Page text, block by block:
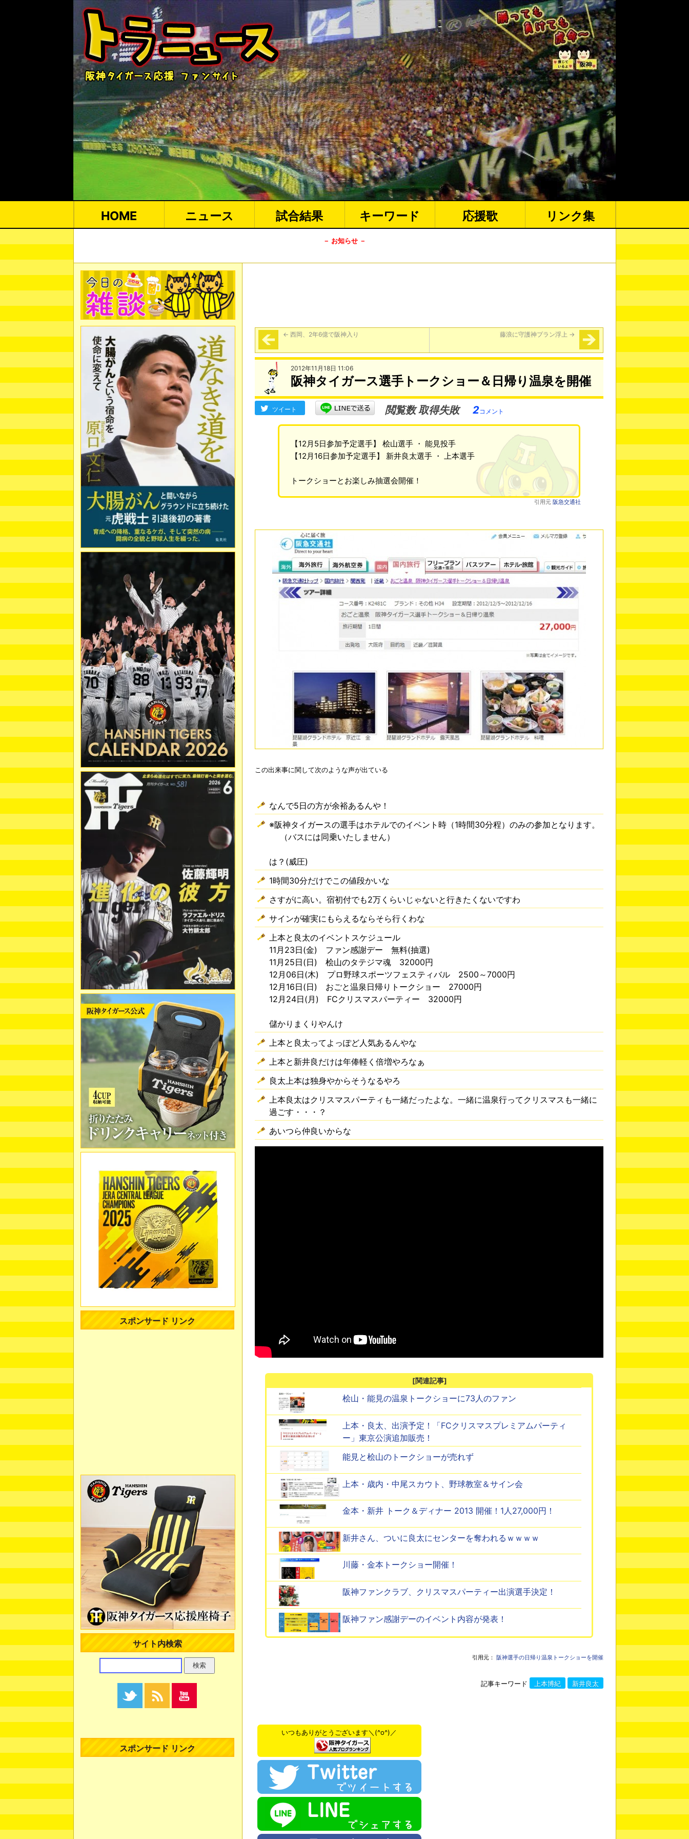
HOME ニュース 試合結果 キーワード 応援歌 リンク集
－ お知らせ －
← 西岡、2年6億で阪神入り 藤浪に守護神プラン浮上 →
2012年11月18日 11:06
阪神タイガース選手トークショー＆日帰り温泉を開催
ツイート 閲覧数 取得失敗 2コメント
【12月5日参加予定選手】 桧山選手 ・ 能見投手
【12月16日参加予定選手】 新井良太選手 ・ 上本選手
トークショーとお楽しみ抽選会開催！
引用元 阪急交通社
この出来事に関して次のような声が出ている
なんで5日の方が余裕あるんや！
※阪神タイガースの選手はホテルでのイベント時（1時間30分程）のみの参加となります。
（バスには同乗いたしません）
は？(威圧)
1時間30分だけでこの値段かいな
さすがに高い。宿初付でも2万くらいじゃないと行きたくないですわ
サインが確実にもらえるならそら行くわな
上本と良太のイベントスケジュール
11月23日(金) ファン感謝デー 無料(抽選)
11月25日(日) 桧山のタテジマ魂 32000円
12月06日(木) プロ野球スポーツフェスティバル 2500～7000円
12月16日(日) おごと温泉日帰りトークショー 27000円
12月24日(月) FCクリスマスパーティー 32000円
儲かりまくりやんけ
上本と良太ってよっぽど人気あるんやな
上本と新井良だけは年俸軽く倍増やろなぁ
良太上本は独身やからそうなるやろ
上本良太はクリスマスパーティも一緒だったよな。一緒に温泉行ってクリスマスも一緒に
過ごす・・・？
あいつら仲良いからな
[関連記事]
桧山・能見の温泉トークショーに73人のファン
上本・良太、出演予定！「FCクリスマスプレミアムパーティ
ー」東京公演追加販売！
能見と桧山のトークショーが売れず
上本・歳内・中尾スカウト、野球教室＆サイン会
金本・新井 トーク＆ディナー 2013 開催！1人27,000円！
新井さん、ついに良太にセンターを奪われるｗｗｗｗ
川藤・金本トークショー開催！
阪神ファンクラブ、クリスマスパーティー出演選手決定！
阪神ファン感謝デーのイベント内容が発表！
引用元： 阪神選手の日帰り温泉トークショーを開催
記事キーワード 上本博紀 新井良太
いつもありがとうございます＼(^o^)／
スポンサード リンク
サイト内検索
スポンサード リンク